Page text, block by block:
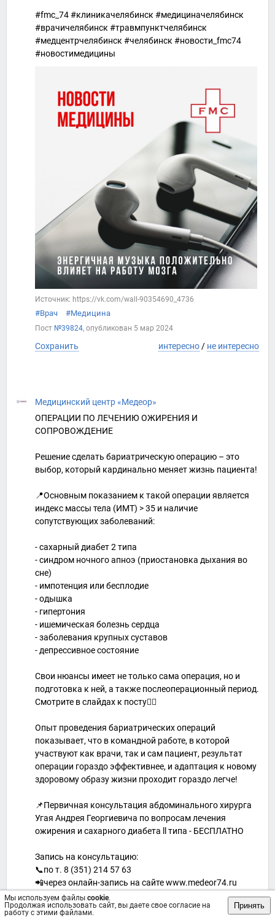
Мы используем файлы cookie.
Продолжая использовать сайт, вы даете свое согласие на
работу с этими файлами.
Принять
#fmc_74 #клиникачелябинск #медициначелябинск
#врачичелябинск #травмпунктчелябинск
#медцентрчелябинск #челябинск #новости_fmc74
#новостимедицины
Источник: https://vk.com/wall-90354690_4736
#Врач #Медицина
Пост №39824, опубликован 5 мар 2024
Сохранить интересно / не интересно
Медицинский центр «Медеор»
ОПЕРАЦИИ ПО ЛЕЧЕНИЮ ОЖИРЕНИЯ И
СОПРОВОЖДЕНИЕ
Решение сделать бариатрическую операцию – это
выбор, который кардинально меняет жизнь пациента!
📍Основным показанием к такой операции является
индекс массы тела (ИМТ) > 35 и наличие
сопутствующих заболеваний:
- сахарный диабет 2 типа
- синдром ночного апноэ (приостановка дыхания во
сне)
- импотенция или бесплодие
- одышка
- гипертония
- ишемическая болезнь сердца
- заболевания крупных суставов
- депрессивное состояние
Свои нюансы имеет не только сама операция, но и
подготовка к ней, а также послеоперационный период.
Смотрите в слайдах к посту👉🏻
Опыт проведения бариатрических операций
показывает, что в командной работе, в которой
участвуют как врачи, так и сам пациент, результат
операции гораздо эффективнее, и адаптация к новому
здоровому образу жизни проходит гораздо легче!
📌Первичная консультация абдоминального хирурга
Угая Андрея Георгиевича по вопросам лечения
ожирения и сахарного диабета ll типа - БЕСПЛАТНО
Запись на консультацию:
📞по т. 8 (351) 214 57 63
📲через онлайн-запись на сайте www.medeor74.ru
#бариатрия #врачхирург #медеормц